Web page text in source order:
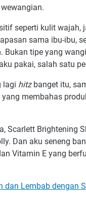
seperti kulit
sama ibu-ibu,
tipe yang
pakai, salah satu
lagi hitzbanget itu,
membahas
Scarlett Brightening
Dan aku seneng
Vitamin E yang
dan Lembab dengan